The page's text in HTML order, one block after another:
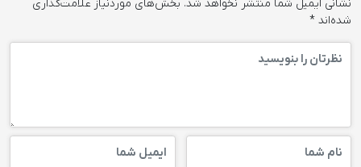
نشانی ایمیل شما منتشر نخواهد شد. بخش‌های موردنیاز علامت‌گذاری
شده‌اند *